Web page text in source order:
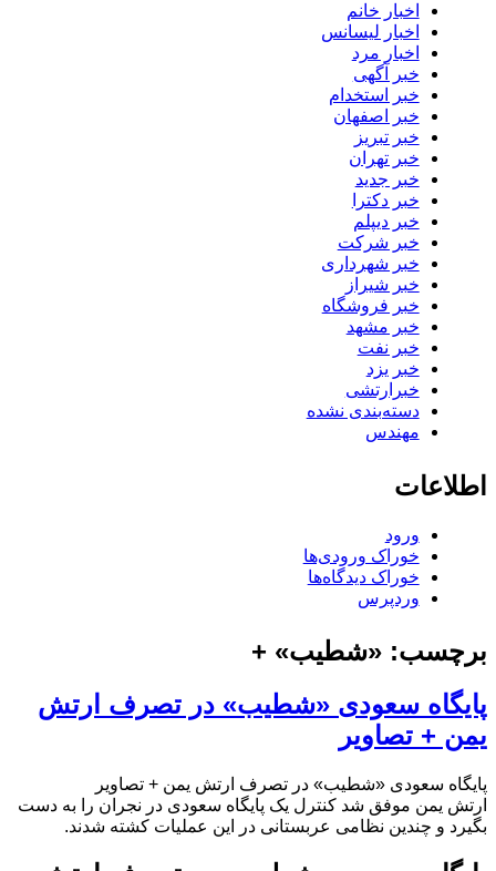
اخبار خانم
اخبار لیسانس
اخبار مرد
خبر آگهی
خبر استخدام
خبر اصفهان
خبر تبریز
خبر تهران
خبر جدید
خبر دکترا
خبر دیپلم
خبر شرکت
خبر شهرداری
خبر شیراز
خبر فروشگاه
خبر مشهد
خبر نفت
خبر یزد
خبرارتشی
دسته‌بندی نشده
مهندس
اطلاعات
ورود
خوراک ورودی‌ها
خوراک دیدگاه‌ها
وردپرس
برچسب: «شطیب» +
پایگاه سعودی «شطیب» در تصرف ارتش
یمن + تصاویر
پایگاه سعودی «شطیب» در تصرف ارتش یمن + تصاویر
ارتش یمن موفق شد کنترل یک پایگاه سعودی در نجران را به دست
بگیرد و چندین نظامی عربستانی در این عملیات کشته شدند.